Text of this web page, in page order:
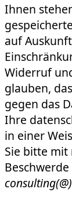
Ihnen
auf
Widerruf
glauben,
gegen das
Ihre
in einer
Sie bitte